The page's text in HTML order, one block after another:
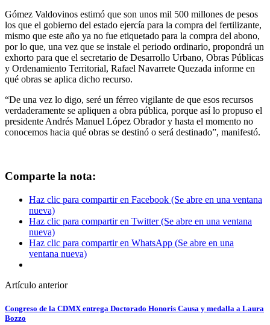
Gómez Valdovinos estimó que son unos mil 500 millones de pesos
los que el gobierno del estado ejercía para la compra del fertilizante,
mismo que este año ya no fue etiquetado para la compra del abono,
por lo que, una vez que se instale el periodo ordinario, propondrá un
exhorto para que el secretario de Desarrollo Urbano, Obras Públicas
y Ordenamiento Territorial, Rafael Navarrete Quezada informe en
qué obras se aplica dicho recurso.
“De una vez lo digo, seré un férreo vigilante de que esos recursos
verdaderamente se apliquen a obra pública, porque así lo propuso el
presidente Andrés Manuel López Obrador y hasta el momento no
conocemos hacia qué obras se destinó o será destinado”, manifestó.
Comparte la nota:
Haz clic para compartir en Facebook (Se abre en una ventana
nueva)
Haz clic para compartir en Twitter (Se abre en una ventana
nueva)
Haz clic para compartir en WhatsApp (Se abre en una
ventana nueva)
Artículo anterior
Congreso de la CDMX entrega Doctorado Honoris Causa y medalla a Laura
Bozzo